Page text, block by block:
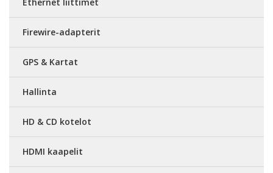
Firewire-adapterit
GPS & Kartat
Hallinta
HD & CD kotelot
HDMI kaapelit